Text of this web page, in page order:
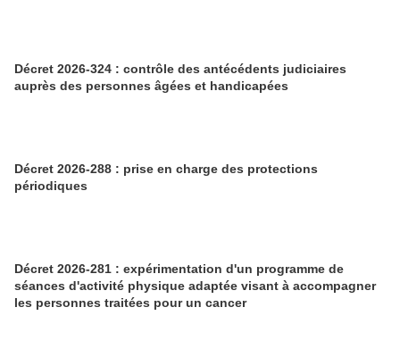
Décret 2026-324 : contrôle des antécédents judiciaires
auprès des personnes âgées et handicapées
Décret 2026-288 : prise en charge des protections
périodiques
Décret 2026-281 : expérimentation d'un programme de
séances d'activité physique adaptée visant à accompagner
les personnes traitées pour un cancer